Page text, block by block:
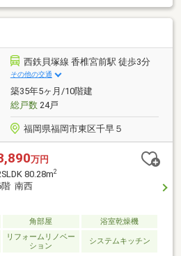
用料無料）・ウォークインクローゼ
西鉄貝塚線 香椎宮前駅 徒歩3分
その他の交通
築35年5ヶ月/10階建
総戸数24戸
福岡県福岡市東区千早５
万円
80.28m2
階 南西
角部屋 浴室乾燥機
リフォームリノベー
ション
システムキッチン